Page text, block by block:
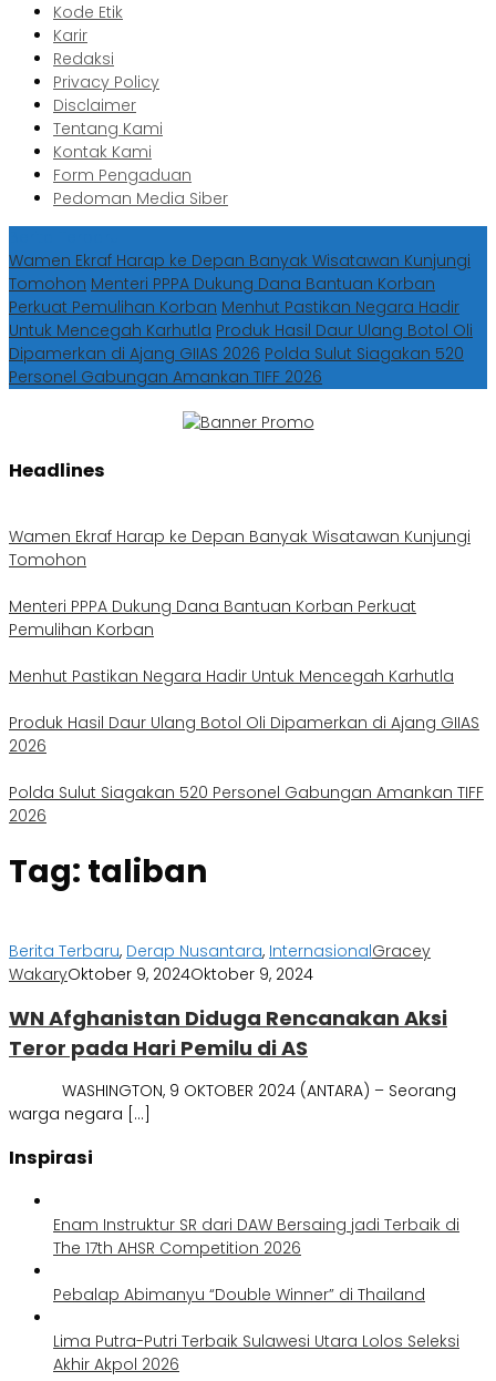
Kode Etik
Karir
Redaksi
Privacy Policy
Disclaimer
Tentang Kami
Kontak Kami
Form Pengaduan
Pedoman Media Siber
Wamen Ekraf Harap ke Depan Banyak Wisatawan Kunjungi
Tomohon Menteri PPPA Dukung Dana Bantuan Korban
Perkuat Pemulihan Korban Menhut Pastikan Negara Hadir
Untuk Mencegah Karhutla Produk Hasil Daur Ulang Botol Oli
Dipamerkan di Ajang GIIAS 2026 Polda Sulut Siagakan 520
Personel Gabungan Amankan TIFF 2026
Headlines
Wamen Ekraf Harap ke Depan Banyak Wisatawan Kunjungi
Tomohon
Menteri PPPA Dukung Dana Bantuan Korban Perkuat
Pemulihan Korban
Menhut Pastikan Negara Hadir Untuk Mencegah Karhutla
Produk Hasil Daur Ulang Botol Oli Dipamerkan di Ajang GIIAS
2026
Polda Sulut Siagakan 520 Personel Gabungan Amankan TIFF
2026
Tag: taliban
Berita Terbaru, Derap Nusantara, InternasionalGracey
WakaryOktober 9, 2024Oktober 9, 2024
WN Afghanistan Diduga Rencanakan Aksi
Teror pada Hari Pemilu di AS
WASHINGTON, 9 OKTOBER 2024 (ANTARA) – Seorang
warga negara […]
Inspirasi
Enam Instruktur SR dari DAW Bersaing jadi Terbaik di
The 17th AHSR Competition 2026
Pebalap Abimanyu “Double Winner” di Thailand
Lima Putra-Putri Terbaik Sulawesi Utara Lolos Seleksi
Akhir Akpol 2026